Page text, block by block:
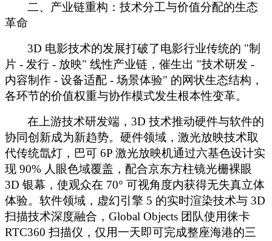
二、产业链重构：技术分工与价值分配的生态
革命
3D 电影技术的发展打破了电影行业传统的 "制
片 - 发行 - 放映" 线性产业链，催生出 "技术研发 -
内容制作 - 设备适配 - 场景体验" 的网状生态结构，
各环节的价值权重与协作模式发生根本性变革。
在上游技术研发端， 3D 技术推动硬件与软件的
协同创新成为新趋势。硬件领域，激光放映技术取
代传统氙灯，巴可 6P 激光放映机通过六基色设计实
现 90% 人眼色域覆盖，配合京东方柱镜光栅裸眼
3D 银幕，使观众在 70° 可视角度内获得无失真立体
体验。软件领域，虚幻引擎 5 的实时渲染技术与 3D
扫描技术深度融合，Global Objects 团队使用徕卡
RTC360 扫描仪，仅用一天即可完成整座海港的三